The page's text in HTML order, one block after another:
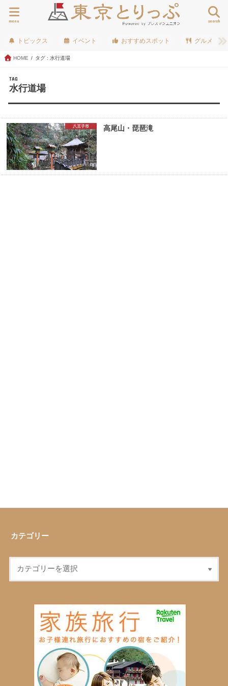
search
menu
トピックス イベント おすすめスポット グルメ
HOME タグ : 水行道場
TAG
水行道場
八王子市 高尾山・琵琶滝
カテゴリー